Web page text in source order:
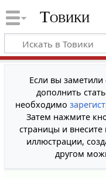
Товики
Если вы
дополнить
необходимо
Затем нажмите
страницы и
иллюстрации,
другом